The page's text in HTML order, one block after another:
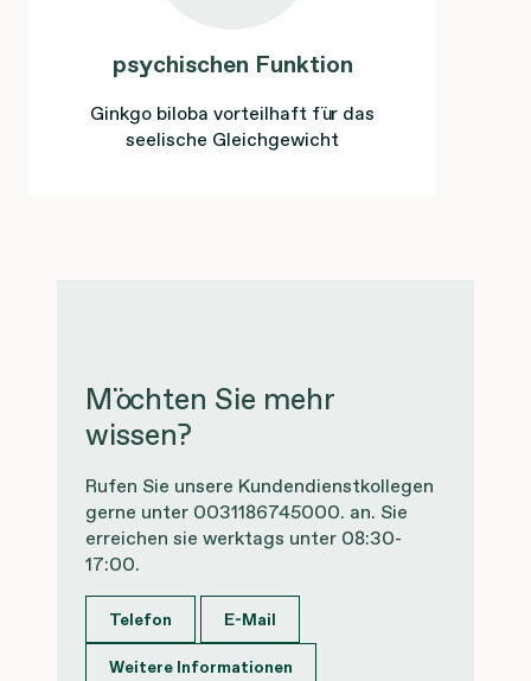
psychischen Funktion
Ginkgo biloba vorteilhaft für das
seelische Gleichgewicht
Möchten Sie mehr
wissen?
Rufen Sie unsere Kundendienstkollegen
gerne unter 0031186745000. an. Sie
erreichen sie werktags unter 08:30-
17:00.
Telefon
E-Mail
Weitere Informationen